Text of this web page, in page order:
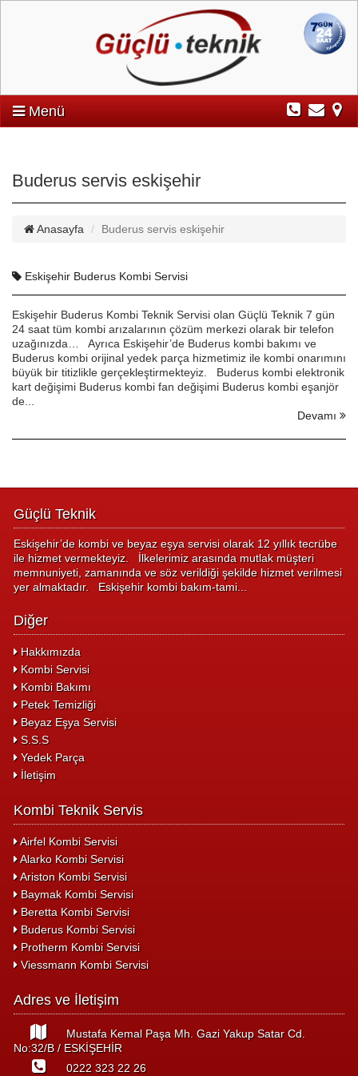
Menü
Buderus servis eskişehir
Anasayfa Buderus servis eskişehir
Eskişehir Buderus Kombi Servisi
Eskişehir Buderus Kombi Teknik Servisi olan Güçlü Teknik 7 gün
24 saat tüm kombi arızalarının çözüm merkezi olarak bir telefon
uzağınızda… Ayrıca Eskişehir’de Buderus kombi bakımı ve
Buderus kombi orijinal yedek parça hizmetimiz ile kombi onarımını
büyük bir titizlikle gerçekleştirmekteyiz. Buderus kombi elektronik
kart değişimi Buderus kombi fan değişimi Buderus kombi eşanjör
de...
Devamı
Güçlü Teknik
Eskişehir’de kombi ve beyaz eşya servisi olarak 12 yıllık tecrübe
ile hizmet vermekteyiz. İlkelerimiz arasında mutlak müşteri
memnuniyeti, zamanında ve söz verildiği şekilde hizmet verilmesi
yer almaktadır. Eskişehir kombi bakım-tami...
Diğer
Hakkımızda
Kombi Servisi
Kombi Bakımı
Petek Temizliği
Beyaz Eşya Servisi
S.S.S
Yedek Parça
İletişim
Kombi Teknik Servis
Airfel Kombi Servisi
Alarko Kombi Servisi
Ariston Kombi Servisi
Baymak Kombi Servisi
Beretta Kombi Servisi
Buderus Kombi Servisi
Protherm Kombi Servisi
Viessmann Kombi Servisi
Adres ve İletişim
Mustafa Kemal Paşa Mh. Gazi Yakup Satar Cd.
No:32/B / ESKİŞEHİR
0222 323 22 26